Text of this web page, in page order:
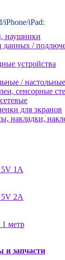
iPhone/iPad:
наушники
данных /
устройства
/ настольные
сенсорные
для экранов
накладки,
5V 1A
5V 2A
метр
и запчасти